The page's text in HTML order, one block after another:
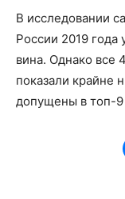
В исследовании
России 2019 года
вина. Однако все
показали крайне
допущены в топ-9